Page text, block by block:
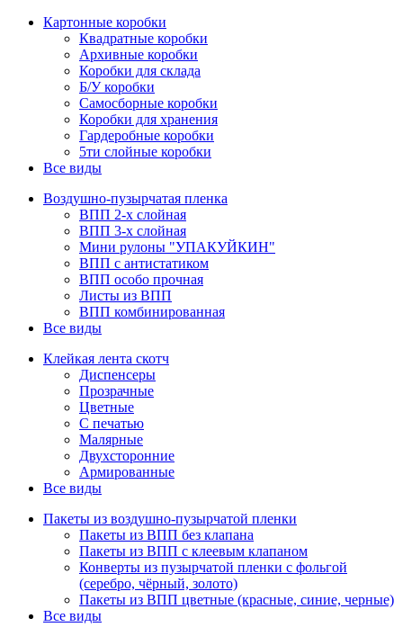
Картонные коробки
Квадратные коробки
Архивные коробки
Коробки для склада
Б/У коробки
Самосборные коробки
Коробки для хранения
Гардеробные коробки
5ти слойные коробки
Все виды
Воздушно-пузырчатая пленка
ВПП 2-х слойная
ВПП 3-х слойная
Мини рулоны "УПАКУЙКИН"
ВПП с антистатиком
ВПП особо прочная
Листы из ВПП
ВПП комбинированная
Все виды
Клейкая лента скотч
Диспенсеры
Прозрачные
Цветные
С печатью
Малярные
Двухсторонние
Армированные
Все виды
Пакеты из воздушно-пузырчатой пленки
Пакеты из ВПП без клапана
Пакеты из ВПП с клеевым клапаном
Конверты из пузырчатой пленки с фольгой
(серебро, чёрный, золото)
Пакеты из ВПП цветные (красные, синие, черные)
Все виды